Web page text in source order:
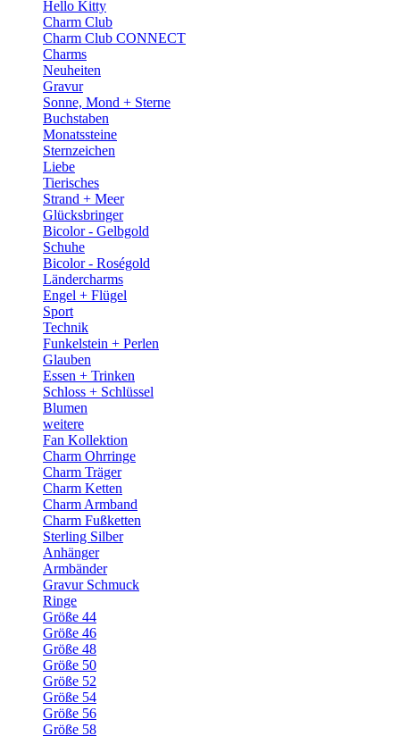
Hello Kitty
Charm Club
Charm Club CONNECT
Charms
Neuheiten
Gravur
Sonne, Mond + Sterne
Buchstaben
Monatssteine
Sternzeichen
Liebe
Tierisches
Strand + Meer
Glücksbringer
Bicolor - Gelbgold
Schuhe
Bicolor - Roségold
Ländercharms
Engel + Flügel
Sport
Technik
Funkelstein + Perlen
Glauben
Essen + Trinken
Schloss + Schlüssel
Blumen
weitere
Fan Kollektion
Charm Ohrringe
Charm Träger
Charm Ketten
Charm Armband
Charm Fußketten
Sterling Silber
Anhänger
Armbänder
Gravur Schmuck
Ringe
Größe 44
Größe 46
Größe 48
Größe 50
Größe 52
Größe 54
Größe 56
Größe 58